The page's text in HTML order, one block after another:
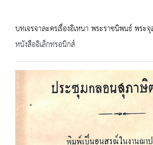
บทเจรจาละครเรื่องอิเหนา พระราชนิพนธ์ พระจุ
หนังสืออิเล็กทรอนิกส์